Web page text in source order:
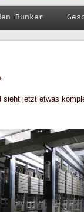
Bunker
sieht jetzt etwas